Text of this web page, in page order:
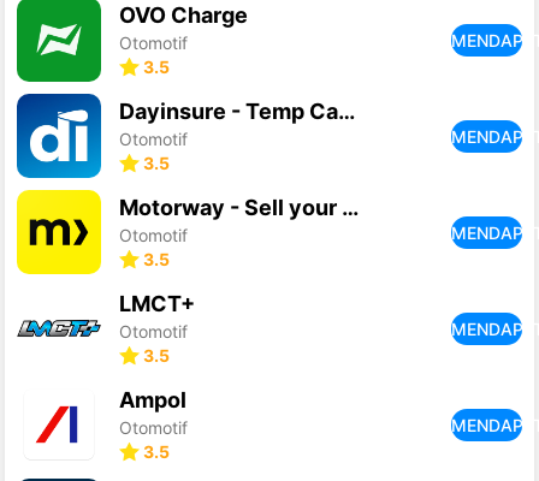
OVO Charge
Otomotif
3.5
Dayinsure - Temp Car Insurance
Otomotif
3.5
Motorway - Sell your car
Otomotif
3.5
LMCT+
Otomotif
3.5
Ampol
Otomotif
3.5